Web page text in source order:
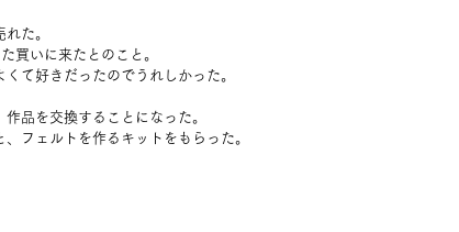
た。
買いに来たとのこと。
て好きだったのでうれしかった。
品を交換することになった。
フェルトを作るキットをもらった。